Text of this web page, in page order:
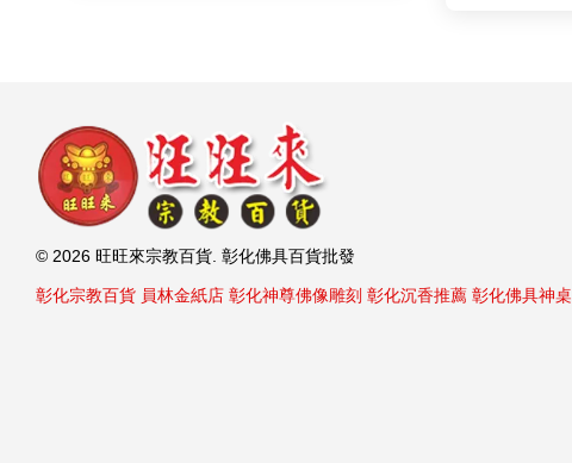
© 2026 旺旺來宗教百貨. 彰化佛具百貨批發
彰化宗教百貨 員林金紙店 彰化神尊佛像雕刻 彰化沉香推薦 彰化佛具神桌